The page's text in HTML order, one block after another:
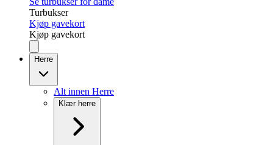
Turbukser
Kjøp gavekort
Kjøp gavekort
Herre
Alt innen Herre
Klær herre